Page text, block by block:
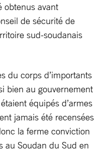
obtenus avant
de sécurité de
sud-soudanais
du corps d’importants
bien au gouvernement
équipés d’armes
jamais été recensées
la ferme conviction
au Soudan du Sud en